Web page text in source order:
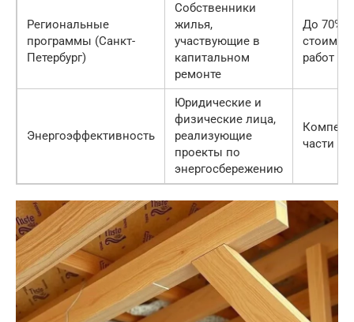
Региональные
программы (Санкт-
Петербург)
Собственники
жилья,
участвующие в
капитальном
ремонте
До 70%
работ
Энергоэффективность
Юридические и
физические лица,
реализующие
проекты по
энергосбережению
части